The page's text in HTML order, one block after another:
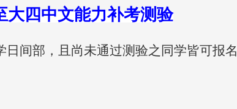
大四中文能力补考测验
间部，且尚未通过测验之同学皆可报名